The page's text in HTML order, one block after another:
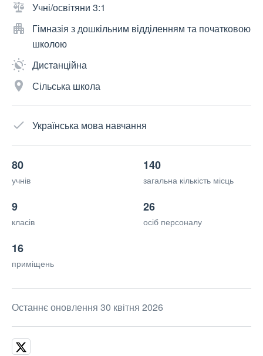
Учні/освітяни 3:1
Гімназія з дошкільним відділенням та початковою
школою
Дистанційна
Сільська школа
Українська мова навчання
80
учнів
140
загальна кількість місць
9
класів
26
осіб персоналу
16
приміщень
Останнє оновлення 30 квітня 2026